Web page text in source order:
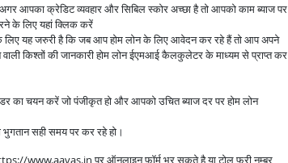
आपका क्रेडिट व्यवहार और सिबिल स्कोर अच्छा है तो आपको काम ब्याज पर
के लिए यहां क्लिक करें
लिए यह जरुरी है कि जब आप होम लोन के लिए आवेदन कर रहे हैं तो आप अपने
किश्तों की जानकारी होम लोन ईएमआई कैलकुलेटर के माध्यम से प्राप्त कर
का चयन करें जो पंजीकृत हो और आपको उचित ब्याज दर पर होम लोन
सही समय पर कर रहे हो।
www.aavas.in पर ऑनलाइन फॉर्म भर सकते है या टोल फ्री नम्बर